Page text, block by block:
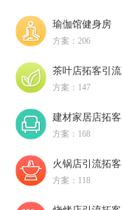
瑜伽馆健身房
方案：206
茶叶店拓客引流
方案：147
建材家居店拓客
方案：168
火锅店引流拓客
方案：118